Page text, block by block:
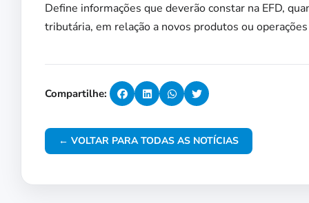
Define informações que deverão constar na EFD,
tributária, em relação a novos produtos ou
Compartilhe:
← VOLTAR PARA TODAS AS NOTÍCIAS